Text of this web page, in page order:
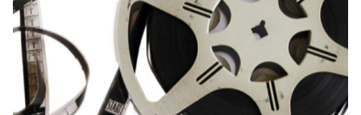
May 7, 2011